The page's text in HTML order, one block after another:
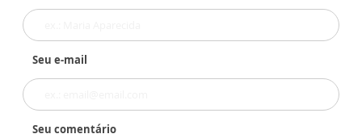
Seu e-mail
Seu comentário